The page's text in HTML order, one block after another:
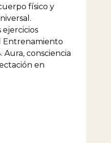
físico y
Entrenamiento
Aura, consciencia
en